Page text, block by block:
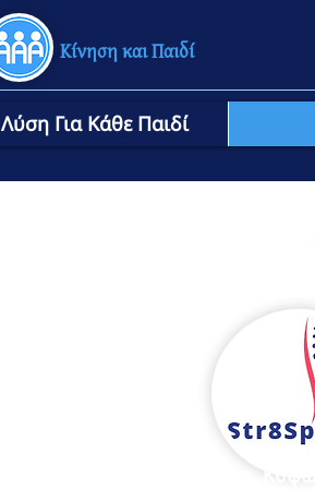
Κίνηση και Παιδί
Λύση Για Κάθε Παιδί